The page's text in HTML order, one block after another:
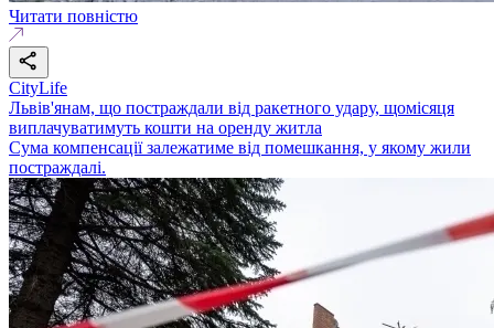
Читати повністю
CityLife
Львів'янам, що постраждали від ракетного удару, щомісяця
виплачуватимуть кошти на оренду житла
Сума компенсації залежатиме від помешкання, у якому жили
постраждалі.